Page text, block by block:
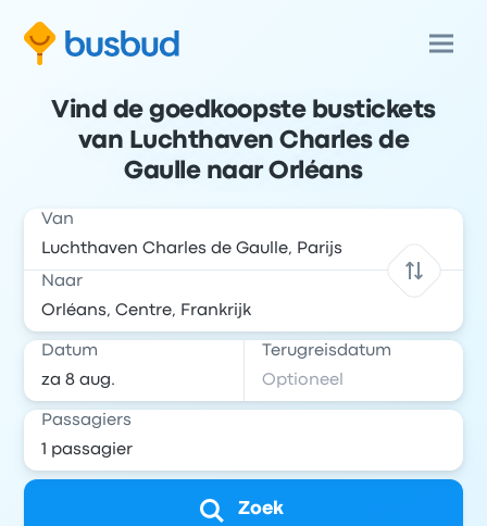
Vind de goedkoopste bustickets
van Luchthaven Charles de
Gaulle naar Orléans
Van
Naar
Datum Terugreisdatum
Passagiers
Zoek